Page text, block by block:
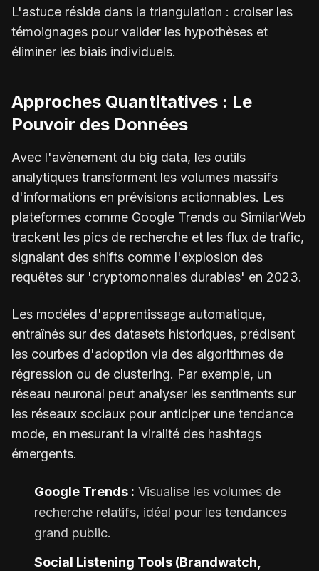
L'astuce réside dans la triangulation : croiser les
témoignages pour valider les hypothèses et
éliminer les biais individuels.
Approches Quantitatives : Le
Pouvoir des Données
Avec l'avènement du big data, les outils
analytiques transforment les volumes massifs
d'informations en prévisions actionnables. Les
plateformes comme Google Trends ou SimilarWeb
trackent les pics de recherche et les flux de trafic,
signalant des shifts comme l'explosion des
requêtes sur 'cryptomonnaies durables' en 2023.
Les modèles d'apprentissage automatique,
entraînés sur des datasets historiques, prédisent
les courbes d'adoption via des algorithmes de
régression ou de clustering. Par exemple, un
réseau neuronal peut analyser les sentiments sur
les réseaux sociaux pour anticiper une tendance
mode, en mesurant la viralité des hashtags
émergents.
Google Trends : Visualise les volumes de
recherche relatifs, idéal pour les tendances
grand public.
Social Listening Tools (Brandwatch,